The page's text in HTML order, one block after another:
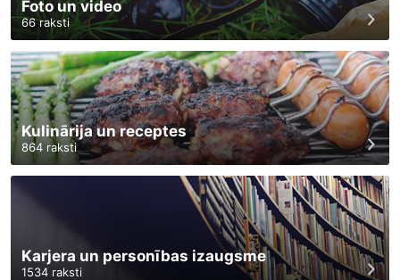
Foto un video
66raksti
Kulinārija un receptes
864 raksti
Karjera un personības izaugsme
1534 raksti